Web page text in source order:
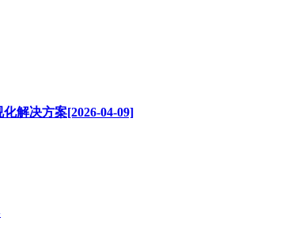
解决方案[2026-04-09]